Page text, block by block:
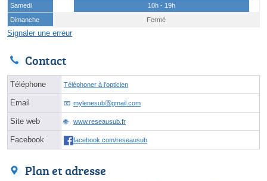
Samedi
10h - 19h
Dimanche
Fermé
Signaler une erreur
Contact
Téléphone Téléphoner à l'opticien
Email mylenesubⓐgmail.com
Site web www.reseausub.fr
Facebook facebook.com/reseausub
Plan et adresse